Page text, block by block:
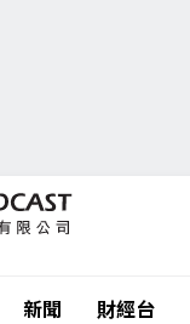
新聞 財經台